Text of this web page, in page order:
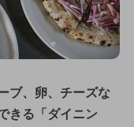
ブ、卵、チーズな
きる「ダイニン